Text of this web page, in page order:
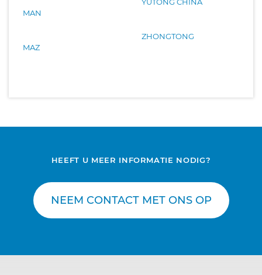
MAN
MAZ
ZHONGTONG
HEEFT U MEER INFORMATIE NODIG?
NEEM CONTACT MET ONS OP